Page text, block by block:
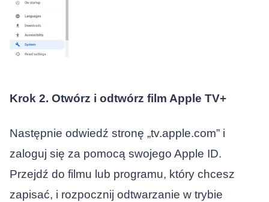
Krok 2. Otwórz i odtwórz film Apple TV+
Następnie odwiedź stronę „tv.apple.com” i
zaloguj się za pomocą swojego Apple ID.
Przejdź do filmu lub programu, który chcesz
zapisać, i rozpocznij odtwarzanie w trybie